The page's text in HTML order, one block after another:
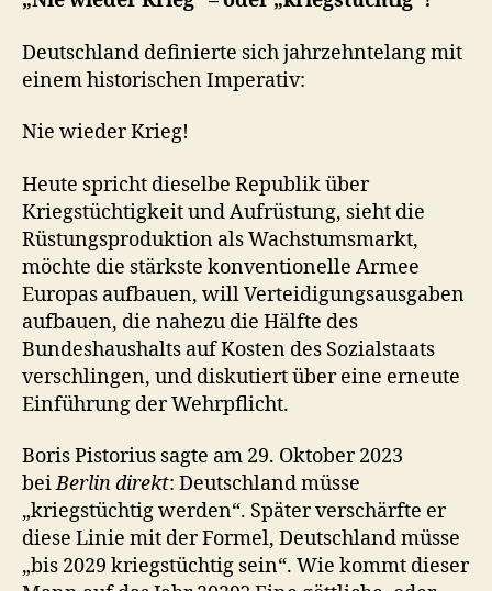
Deutschland definierte sich jahrzehntelang mit
einem historischen Imperativ:
Nie wieder Krieg!
Heute spricht dieselbe Republik über
Kriegstüchtigkeit und Aufrüstung, sieht die
Rüstungsproduktion als Wachstumsmarkt,
möchte die stärkste konventionelle Armee
Europas aufbauen, will Verteidigungsausgaben
aufbauen, die nahezu die Hälfte des
Bundeshaushalts auf Kosten des Sozialstaats
verschlingen, und diskutiert über eine erneute
Einführung der Wehrpflicht.
Boris Pistorius sagte am 29. Oktober 2023
beiBerlin direkt: Deutschland müsse
„kriegstüchtig werden“. Später verschärfte er
diese Linie mit der Formel, Deutschland müsse
„bis 2029 kriegstüchtig sein“. Wie kommt dieser